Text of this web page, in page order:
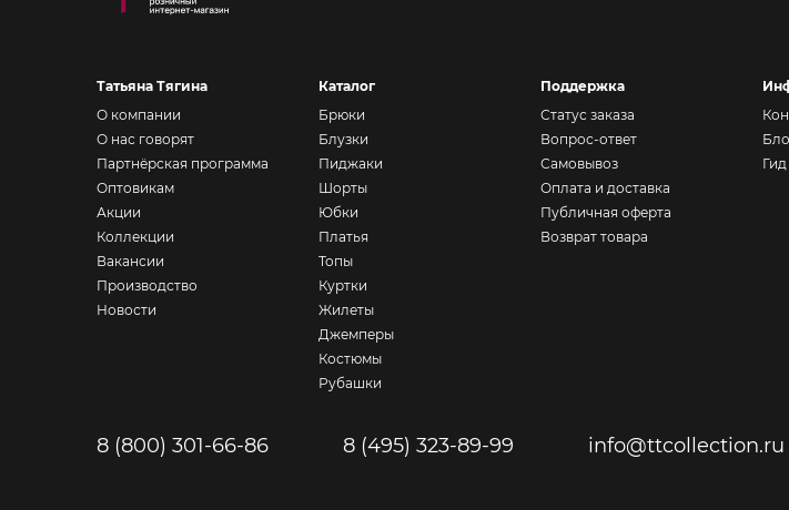
Татьяна Тягина
О компании
О нас говорят
Партнёрская программа
Оптовикам
Акции
Коллекции
Вакансии
Производство
Новости
Каталог
Брюки
Блузки
Пиджаки
Шорты
Юбки
Платья
Топы
Куртки
Жилеты
Джемперы
Костюмы
Рубашки
Поддержка
Статус заказа
Вопрос-ответ
Самовывоз
Оплата и доставка
Публичная оферта
Возврат товара
8 (800) 301-66-86 8 (495) 323-89-99 info@ttcollection.ru